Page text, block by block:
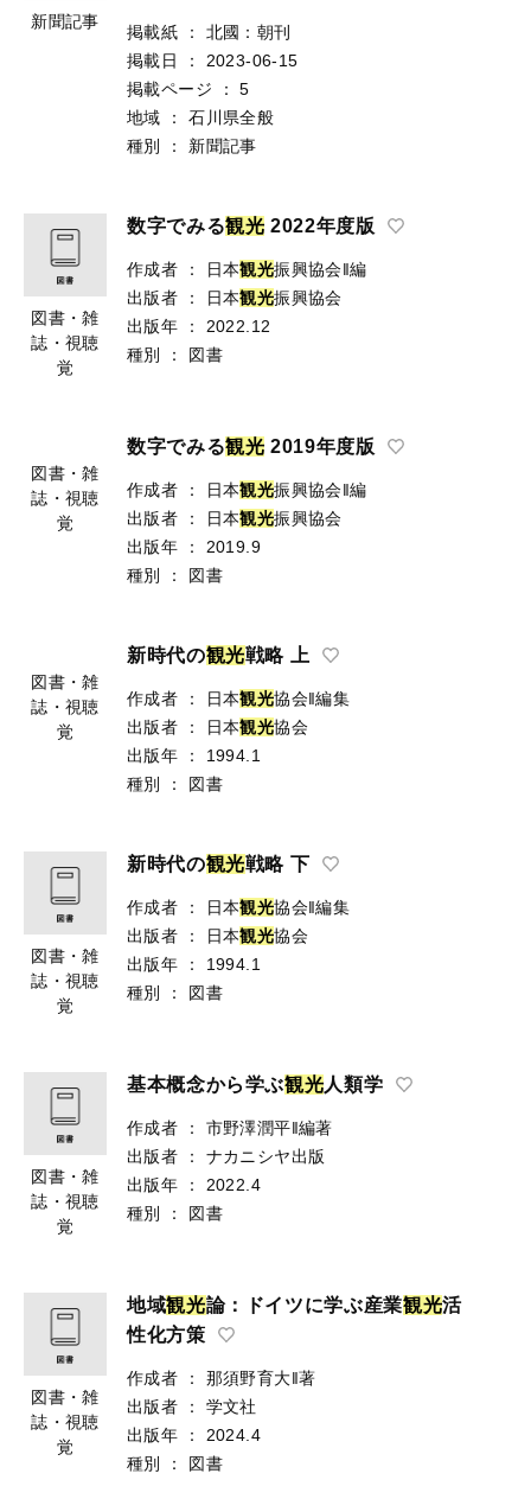
新聞記事
掲載紙 ：
北國：朝刊
掲載日
：
2023-06-15
掲載ページ
：
5
地域
：
石川県全般
種別
： 新聞記事
図書・雑
誌・視聴
覚
数字でみる観光 2022年度版
作成者 ： 日本観光振興協会‖編
出版者
： 日本観光振興協会
出版年
：
2022.12
種別
： 図書
数字でみる観光 2019年度版
作成者 ： 日本観光振興協会‖編
出版者
： 日本観光振興協会
出版年
：
2019.9
種別
： 図書
新時代の観光戦略 上
作成者 ： 日本観光協会‖編集
出版者
： 日本観光協会
出版年
：
1994.1
種別
： 図書
図書・雑
誌・視聴
作成者 ： 日本観光協会‖編集
出版者
： 日本観光
出版年
： 1994.1
図書・雑
誌・視聴
作成者 ：
市野澤潤平‖編著
出版者
：
ナカニシヤ出版
出版年
： 2022.4
図書・雑
誌・視聴
地域観光 論：ドイツに学ぶ産業
作成者 ：
那須野育大‖著
出版者
：
学文社
出版年
： 2024.4